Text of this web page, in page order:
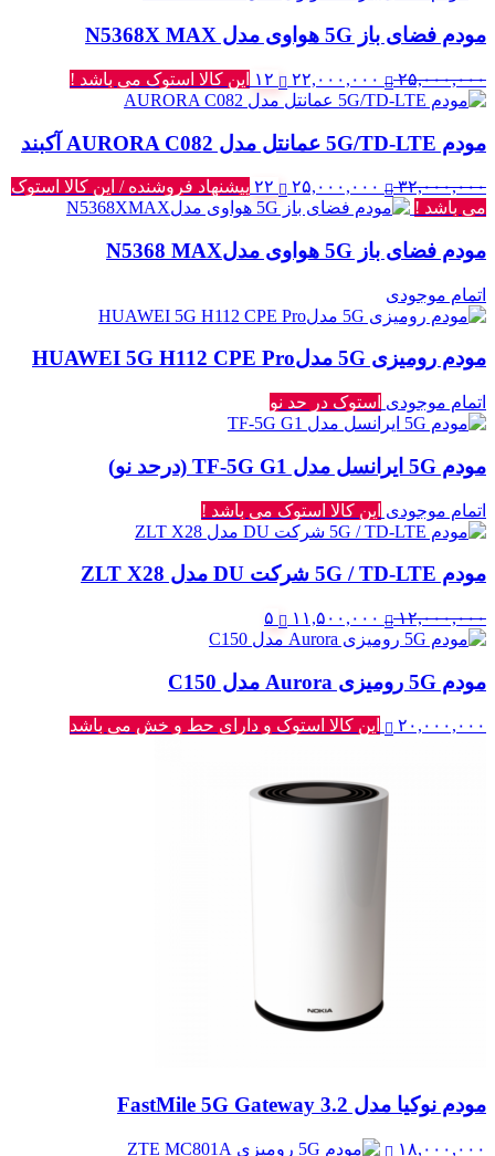
مودم فضای باز 5G هواوی مدل N5368X MAX
۲۵,۰۰۰,۰۰۰
قیمت
اصلی:
بود.
۲۲,۰۰۰,۰۰۰
قیمت
فعلی:
۱۲ این کالا استوک می باشد !
مودم 5G/TD-LTE عمانتل مدل AURORA C082 آکبند
۳۲,۰۰۰,۰۰۰
قیمت
اصلی:
بود.
۲۵,۰۰۰,۰۰۰
قیمت
فعلی:
۲۲ پیشنهاد فروشنده / این کالا استوک
می باشد !
مودم فضای باز 5G هواوی مدلN5368 MAX
اتمام موجودی
مودم رومیزی 5G مدلHUAWEI 5G H112 CPE Pro
اتمام موجودی استوک در حد نو
مودم 5G ایرانسل مدل TF-5G G1 (درحد نو)
اتمام موجودی این کالا استوک می باشد !
مودم 5G / TD-LTE شرکت DU مدل ZLT X28
۱۲,۰۰۰,۰۰۰
قیمت
اصلی:
بود.
۱۱,۵۰۰,۰۰۰
قیمت
فعلی:
۵
مودم 5G رومیزی Aurora مدل C150
۲۰,۰۰۰,۰۰۰ این کالا استوک و دارای حط و خش می باشد
مودم نوکیا مدل FastMile 5G Gateway 3.2
۱۸,۰۰۰,۰۰۰